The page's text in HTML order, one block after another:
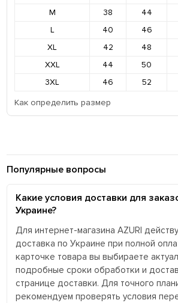
M
38 44
L
40 46
XL
42 48
XXL
44 50
3XL
46 52
Как определить размер
Популярные вопросы
Какие условия доставки для
Украине?
Для интернет-магазина AZURI
доставка по Украине при полной
карточке товара вы выбираете
подробные сроки обработки и
странице доставки. Для точного
рекомендуем проверять условия